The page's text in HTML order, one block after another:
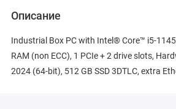
Описание
Industrial Box PC with Intel® Core™ i5-
RAM (non ECC), 1 PCIe + 2 drive slots,
2024 (64-bit), 512 GB SSD 3DTLC, extra